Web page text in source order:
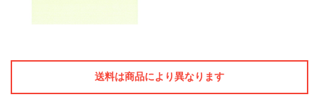
送料は商品により異なります